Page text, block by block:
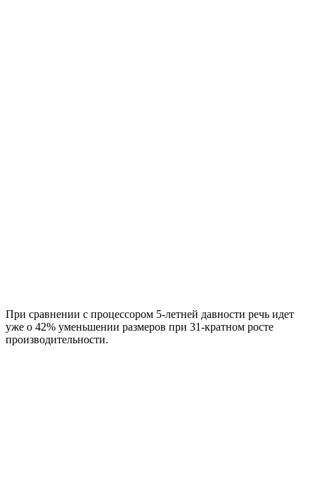
При сравнении с процессором 5-летней давности речь идет
уже о 42% уменьшении размеров при 31-кратном росте
производительности.